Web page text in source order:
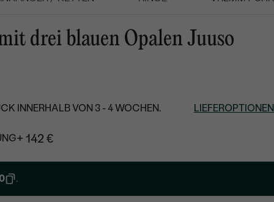
drei blauen Opalen Juuso
INNERHALB VON 3 - 4 WOCHEN. LIEFEROPTIONEN
+ 142 €
.